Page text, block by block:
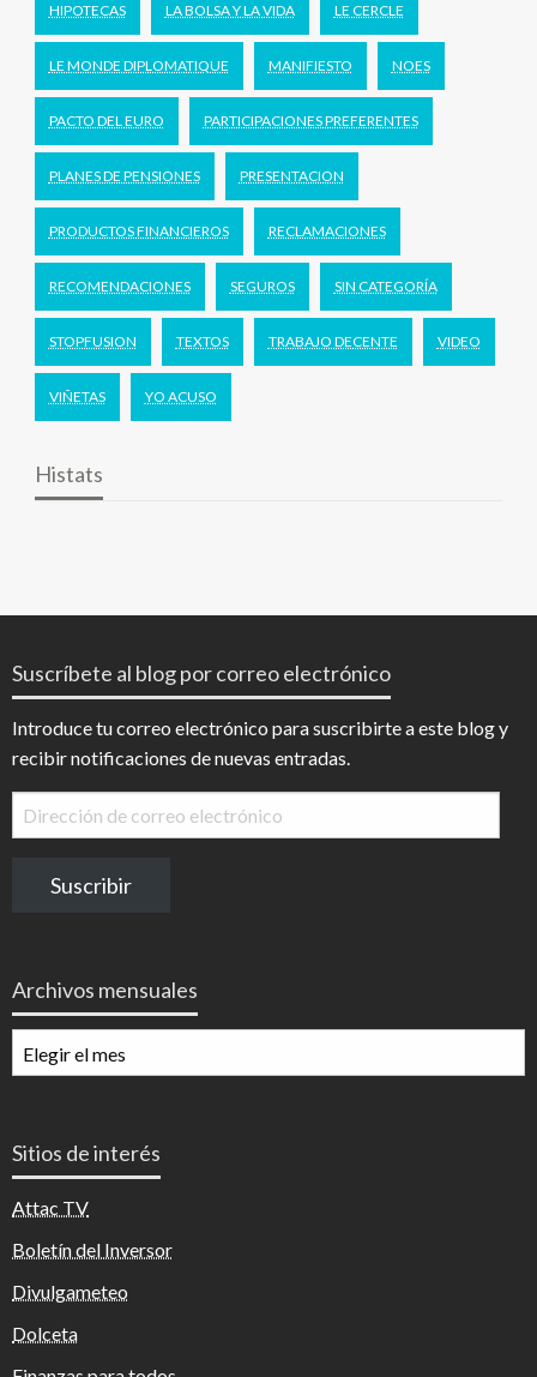
HIPOTECAS LA BOLSA Y LA VIDA LE CERCLE
LE MONDE DIPLOMATIQUE MANIFIESTO NOES
PACTO DEL EURO PARTICIPACIONES PREFERENTES
PLANES DE PENSIONES PRESENTACION
PRODUCTOS FINANCIEROS RECLAMACIONES
RECOMENDACIONES SEGUROS SIN CATEGORÍA
STOPFUSION TEXTOS TRABAJO DECENTE VIDEO
VIÑETAS YO ACUSO
Histats
Suscríbete al blog por correo electrónico
Introduce tu correo electrónico para suscribirte a este blog y
recibir notificaciones de nuevas entradas.
Dirección
de
electrónico
Suscribir
Archivos mensuales
mensuales
Sitios de interés
Attac TV
Boletín del Inversor
Divulgameteo
Dolceta